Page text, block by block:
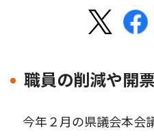
職員の削減や開
今年２月の県議会本会